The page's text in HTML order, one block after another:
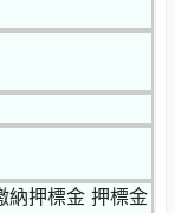
納押標金 押標金